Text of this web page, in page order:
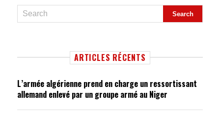
ARTICLES RÉCENTS
L’armée algérienne prend en charge un ressortissant
allemand enlevé par un groupe armé au Niger